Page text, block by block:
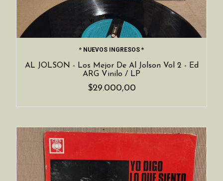
* NUEVOS INGRESOS *
AL JOLSON - Los Mejor De Al Jolson Vol 2 - Ed
ARG Vinilo / LP
$29.000,00